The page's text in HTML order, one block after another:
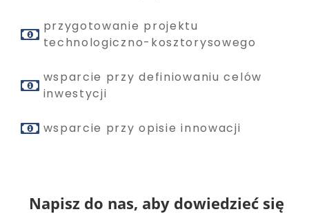
przygotowanie projektu
technologiczno-kosztorysowego
wsparcie przy definiowaniu celów
inwestycji
wsparcie przy opisie innowacji
Napisz do nas, aby dowiedzieć się